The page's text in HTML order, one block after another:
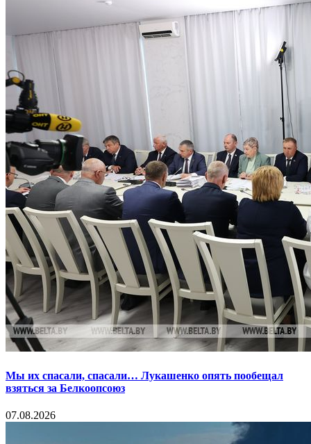
Мы их спасали, спасали… Лукашенко опять пообещал
взяться за Белкоопсоюз
07.08.2026